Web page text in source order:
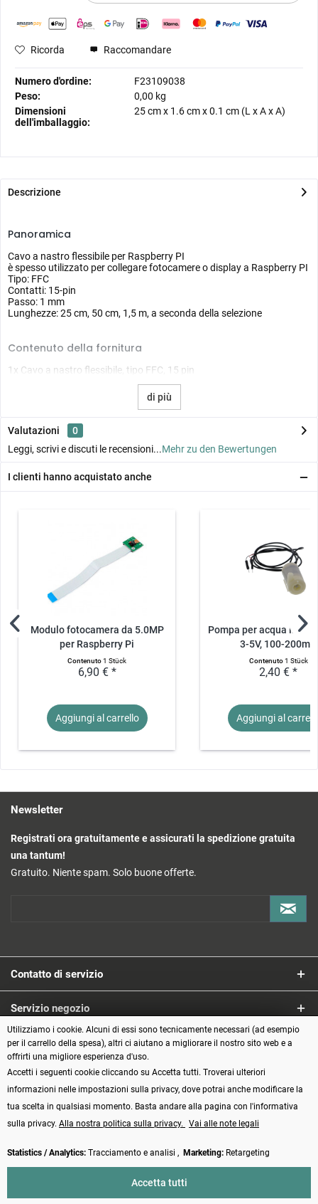
Ricorda Raccomandare
Numero d'ordine:
F23109038
Peso:
0,00 kg
Dimensioni
dell'imballaggio:
25 cmx 1.6 cmx0.1 cm (L x A x A)
Descrizione
Panoramica
Cavo a nastro flessibile per Raspberry PI
è spesso utilizzato per collegare fotocamere o display a Raspberry PI
Tipo: FFC
Contatti: 15-pin
Passo: 1 mm
Lunghezze: 25 cm, 50 cm, 1,5 m, a seconda della selezione
Contenuto della fornitura
1x Cavo a nastro flessibile, tipo FFC, 15 pin
di più
Valutazioni
0
Leggi, scrivi e discuti le recensioni...Mehr zu den Bewertungen
I clienti hanno acquistato anche
Modulo fotocamera da 5.0MP
per Raspberry Pi
Contenuto1 Stück
6,90 € *
Aggiungi al carrello
Pompa per acqua in
3-5V, 100-200mA
Contenuto1 Stück
2,40 € *
Aggiungi al
Newsletter
Registrati ora gratuitamente e assicurati la spedizione gratuita
una tantum!
Gratuito. Niente spam. Solo buone offerte.
Contatto di servizio
Servizio negozio
Informazioni
Metodi di pagamento
Vertrag widerrufen
Utilizziamo i cookie. Alcuni di essi sono tecnicamente necessari (ad esempio
per il carrello della spesa), altri ci aiutano a migliorare il nostro sito web e a
offrirti una migliore esperienza d'uso.
Accetti i seguenti cookie cliccando su Accetta tutti. Troverai ulteriori
informazioni nelle impostazioni sulla privacy, dove potrai anche modificare la
tua scelta in qualsiasi momento. Basta andare alla pagina con l'informativa
sulla privacy. Alla nostra politica sulla privacy. Vai alle note legali
Statistics / Analytics: Tracciamento e analisi , Marketing: Retargeting
Accetta tutti